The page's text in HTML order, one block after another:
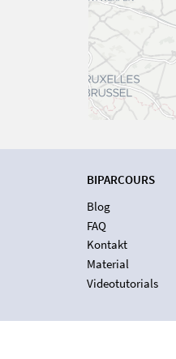
BIPARCOURS
Blog
FAQ
Kontakt
Material
Videotutorials